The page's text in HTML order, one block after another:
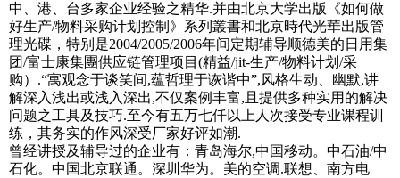
中、港、台多家企业经验之精华.并由北京大学出版《如何做
好生产/物料采购计划控制》系列叢書和北京時代光華出版管
理光碟，特别是2004/2005/2006年间定期辅导顺德美的日用集
团/富士康集團供应链管理项目(精益/jit-生产/物料计划/采
购）.“寓观念于谈笑间,蕴哲理于诙谐中”,风格生动、幽默,讲
解深入浅出或浅入深出,不仅案例丰富,且提供多种实用的解决
问题之工具及技巧.至今有五万七仟以上人次接受专业课程训
练，其务实的作风深受厂家好评如潮.
曾经讲授及辅导过的企业有：青岛海尔,中国移动。中石油/中
石化。中国北京联通。深圳华为。美的空调.联想、南方电